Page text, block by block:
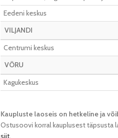
Eedeni keskus
VILJANDI
Centrumi keskus
VÕRU
Kagukeskus
Kaupluste laoseis on hetkeline ja
Ostusoovi korral kauplusest täpsusta
siit.